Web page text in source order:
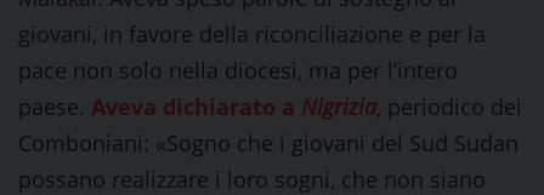
giovani, in favore della riconciliazione e per la
pace non solo nella diocesi, ma per l’intero
paese. Aveva dichiarato a Nigrizia, periodico dei
Comboniani: «Sogno che i giovani del Sud Sudan
possano realizzare i loro sogni, che non siano